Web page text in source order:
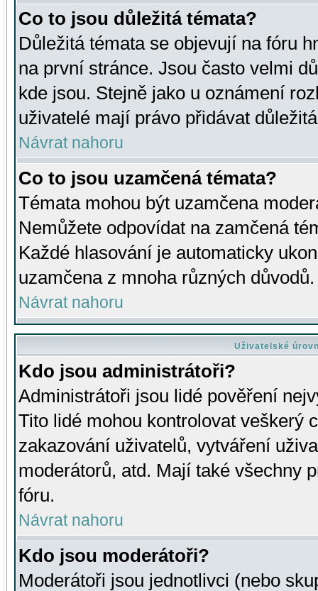
Co to jsou důležitá témata?
Důležitá témata se objevují na fóru
na první stránce. Jsou často velmi
kde jsou. Stejně jako u oznámení
uživatelé mají právo přidávat
Návrat nahoru
Co to jsou uzamčená témata?
Témata mohou být uzamčena
Nemůžete odpovídat na zamčená
Každé hlasování je automaticky
uzamčena z mnoha různých důvodů.
Návrat nahoru
Uživatelské
Kdo jsou administrátoři?
Administrátoři jsou lidé pověření
Tito lidé mohou kontrolovat veškerý
zakazování uživatelů, vytváření
moderátorů, atd. Mají také všechny
fóru.
Návrat nahoru
Kdo jsou moderátoři?
Moderátoři jsou jednotlivci (nebo